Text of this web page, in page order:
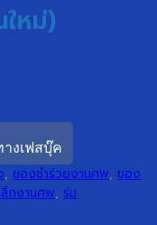
หม่)
งเฟสบุ๊ค
, ของชำร่วยงานศพ, ของ
กงานศพ, ร่ม